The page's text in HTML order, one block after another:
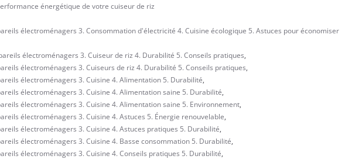
énergétique de votre cuiseur de riz
électroménagers 3. Consommation d'électricité 4. Cuisine écologique 5. Astuces pour économiser
électroménagers 3. Cuiseur de riz 4. Durabilité 5. Conseils pratiques,
électroménagers 3. Cuiseurs de riz 4. Durabilité 5. Conseils pratiques,
électroménagers 3. Cuisine 4. Alimentation 5. Durabilité,
électroménagers 3. Cuisine 4. Alimentation saine 5. Durabilité,
électroménagers 3. Cuisine 4. Alimentation saine 5. Environnement,
électroménagers 3. Cuisine 4. Astuces 5. Énergie renouvelable,
électroménagers 3. Cuisine 4. Astuces pratiques 5. Durabilité,
électroménagers 3. Cuisine 4. Basse consommation 5. Durabilité,
électroménagers 3. Cuisine 4. Conseils pratiques 5. Durabilité,